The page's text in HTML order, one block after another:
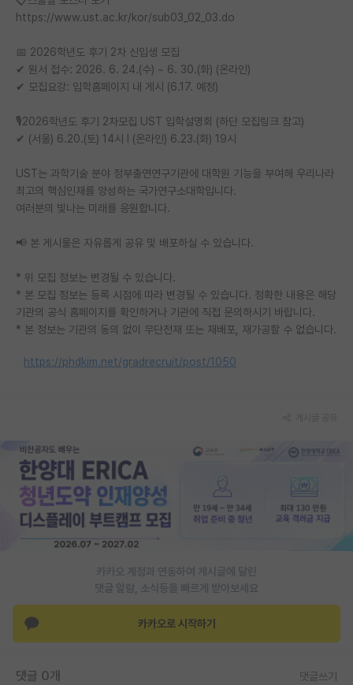
https://www.ust.ac.kr/kor/sub03_02_03.do
📅 2026학년도 후기 2차 신입생 모집
✔ 원서 접수: 2026. 6. 24.(수) ~ 6. 30.(화) (온라인)
✔ 모집요강: 입학홈페이지 내 게시 (6.17. 예정)
🎙️2026학년도 후기 2차모집 UST 입학설명회 (하단 모집링크 참고)
✔ (서울) 6.20.(토) 14시 l (온라인) 6.23.(화) 19시
UST는 과학기술 분야 정부출연연구기관에 대학원 기능을 부여해 우리나라
최고의 핵심인재를 양성하는 국가연구소대학입니다.
여러분의 빛나는 미래를 응원합니다.
📢 본 게시물은 자유롭게 공유 및 배포하실 수 있습니다.
* 위 모집 정보는 변경될 수 있습니다.
* 본 모집 정보는 등록 시점에 따라 변경될 수 있습니다. 정확한 내용은 해당
기관의 공식 홈페이지를 확인하거나 기관에 직접 문의하시기 바랍니다.
* 본 정보는 기관의 동의 없이 무단전재 또는 재배포, 재가공할 수 없습니다.
https://phdkim.net/gradrecruit/post/1050
카카오 계정과 연동하여 게시글에 달린
댓글 알람, 소식등을 빠르게 받아보세요
카카오로 시작하기
댓글 0개 댓글쓰기